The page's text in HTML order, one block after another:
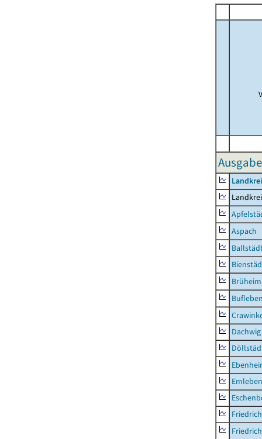
Aspach
Brüheim
Dachwig
Emleben